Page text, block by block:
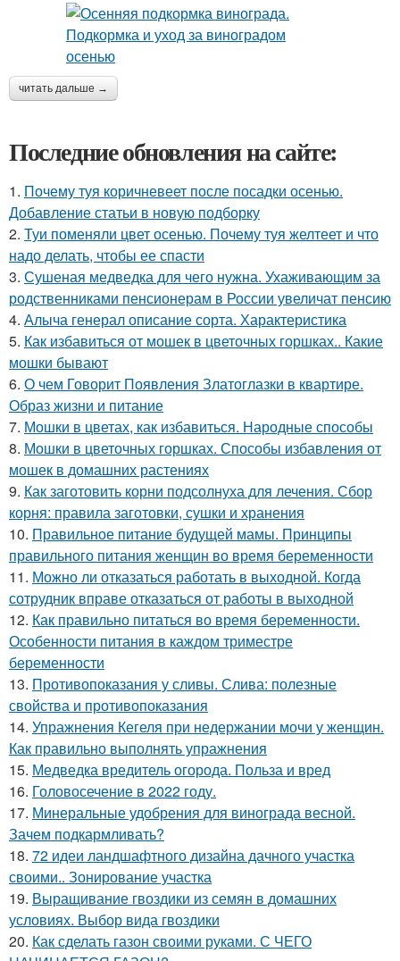
читать дальше →
Последние обновления на сайте:
1. Почему туя коричневеет после посадки осенью.
Добавление статьи в новую подборку
2. Туи поменяли цвет осенью. Почему туя желтеет и что
надо делать, чтобы ее спасти
3. Сушеная медведка для чего нужна. Ухаживающим за
родственниками пенсионерам в России увеличат пенсию
4. Алыча генерал описание сорта. Характеристика
5. Как избавиться от мошек в цветочных горшках.. Какие
мошки бывают
6. О чем Говорит Появления Златоглазки в квартире.
Образ жизни и питание
7. Мошки в цветах, как избавиться. Народные способы
8. Мошки в цветочных горшках. Способы избавления от
мошек в домашних растениях
9. Как заготовить корни подсолнуха для лечения. Сбор
корня: правила заготовки, сушки и хранения
10. Правильное питание будущей мамы. Принципы
правильного питания женщин во время беременности
11. Можно ли отказаться работать в выходной. Когда
сотрудник вправе отказаться от работы в выходной
12. Как правильно питаться во время беременности.
Особенности питания в каждом триместре
беременности
13. Противопоказания у сливы. Слива: полезные
свойства и противопоказания
14. Упражнения Кегеля при недержании мочи у женщин.
Как правильно выполнять упражнения
15. Медведка вредитель огорода. Польза и вред
16. Головосечение в 2022 году.
17. Минеральные удобрения для винограда весной.
Зачем подкармливать?
18. 72 идеи ландшафтного дизайна дачного участка
своими.. Зонирование участка
19. Выращивание гвоздики из семян в домашних
условиях. Выбор вида гвоздики
20. Как сделать газон своими руками. С ЧЕГО